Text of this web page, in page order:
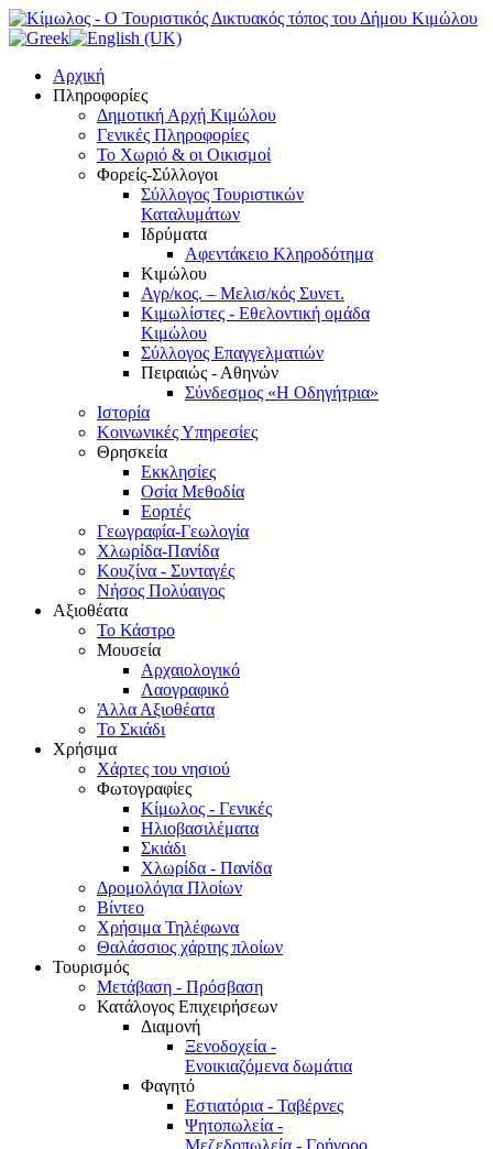
Αρχική
Πληροφορίες
Δημοτική Αρχή Κιμώλου
Γενικές Πληροφορίες
Το Xωριό & οι Οικισμοί
Φορείς-Σύλλογοι
Σύλλογος Τουριστικών
Καταλυμάτων
Ιδρύματα
Αφεντάκειο Κληροδότημα
Κιμώλου
Αγρ/κος. – Μελισ/κός Συνετ.
Κιμωλίστες - Εθελοντική ομάδα
Κιμώλου
Σύλλογος Επαγγελματιών
Πειραιώς - Αθηνών
Σύνδεσμος «Η Οδηγήτρια»
Ιστορία
Κοινωνικές Υπηρεσίες
Θρησκεία
Εκκλησίες
Οσία Μεθοδία
Εορτές
Γεωγραφία-Γεωλογία
Χλωρίδα-Πανίδα
Κουζίνα - Συνταγές
Νήσος Πολύαιγος
Αξιοθέατα
Το Κάστρο
Μουσεία
Αρχαιολογικό
Λαογραφικό
Άλλα Αξιοθέατα
Το Σκιάδι
Χρήσιμα
Χάρτες του νησιού
Φωτογραφίες
Κίμωλος - Γενικές
Ηλιοβασιλέματα
Σκιάδι
Χλωρίδα - Πανίδα
Δρομολόγια Πλοίων
Βίντεο
Χρήσιμα Τηλέφωνα
Θαλάσσιος χάρτης πλοίων
Τουρισμός
Μετάβαση - Πρόσβαση
Κατάλογος Επιχειρήσεων
Διαμονή
Ξενοδοχεία -
Ενοικιαζόμενα δωμάτια
Φαγητό
Εστιατόρια - Ταβέρνες
Ψητοπωλεία -
Μεζεδοπωλεία - Γρήγορο